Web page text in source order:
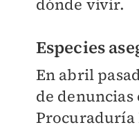
dónde vivir.
Especies
En abril
de
Procuraduría